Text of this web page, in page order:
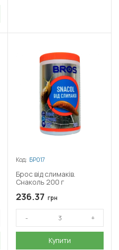
Код: БР017
Брос від слимаків.
Снаколь 200 г
236.37 грн
Купити